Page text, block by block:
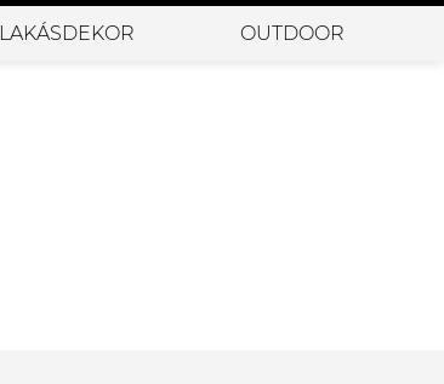
LAKÁSDEKOR OUTDOOR